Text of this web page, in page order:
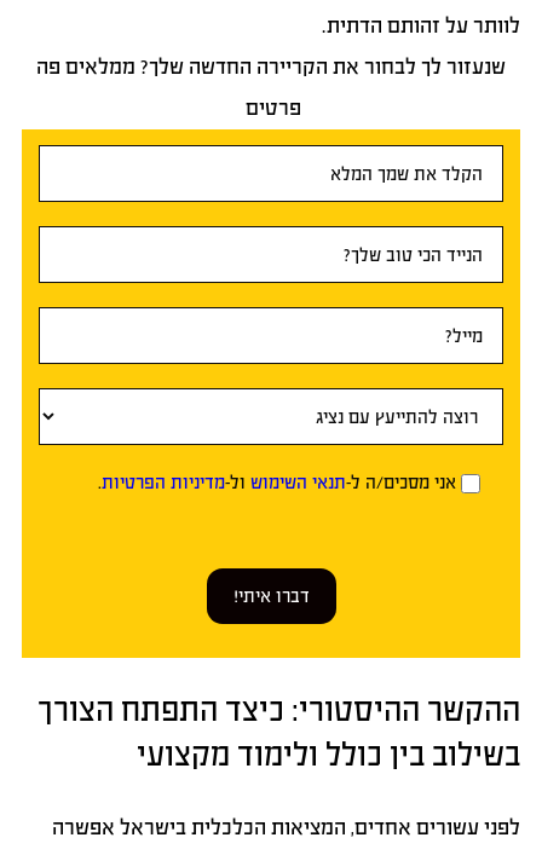
לוותר על זהותם הדתית.
שנעזור לך לבחור את הקריירה החדשה שלך? ממלאים פה
פרטים
ראשי
אני מסכים/ה ל-תנאי השימוש ול-מדיניות הפרטיות.
דברו איתי!
ההקשר ההיסטורי: כיצד התפתח הצורך
בשילוב בין כולל ולימוד מקצועי
לפני עשורים אחדים, המציאות הכלכלית בישראל אפשרה